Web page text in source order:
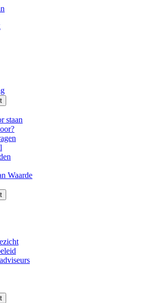
staan
Waarde